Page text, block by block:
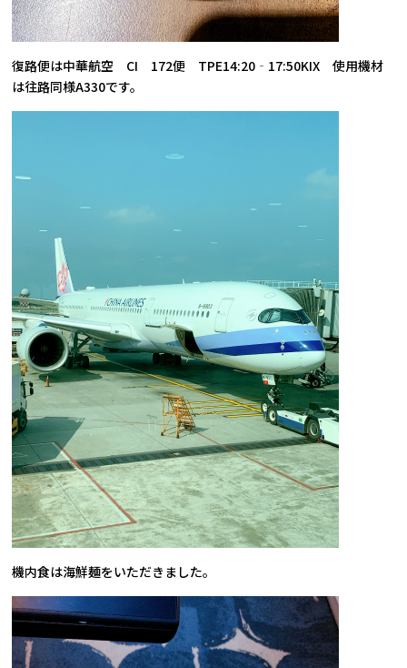
復路便は中華航空 CI 172便 TPE14:20‐17:50KIX 使用機材
は往路同様A330です。
機内食は海鮮麺をいただきました。